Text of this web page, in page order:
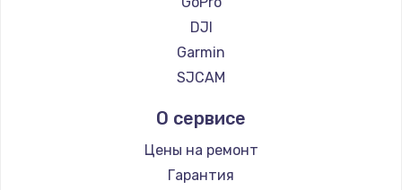
DJI
Garmin
SJCAM
О сервисе
Цены на ремонт
Гарантия